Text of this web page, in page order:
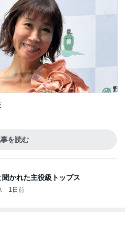
を読む
かれた主役級トップス
1日前